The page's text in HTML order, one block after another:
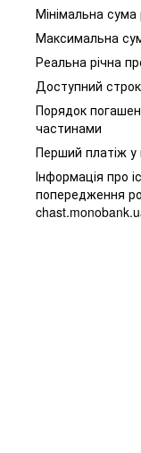
Мінімальна
Максимальна
Реальна річна
Доступний
Порядок
частинами
Перший платіж
Інформація про
попередження